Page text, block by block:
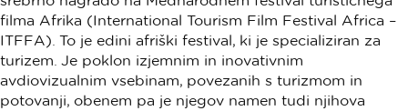
filma Afrika (International Tourism Film Festival Africa –
ITFFA). To je edini afriški festival, ki je specializiran za
turizem. Je poklon izjemnim in inovativnim
avdiovizualnim vsebinam, povezanih s turizmom in
potovanji, obenem pa je njegov namen tudi njihova